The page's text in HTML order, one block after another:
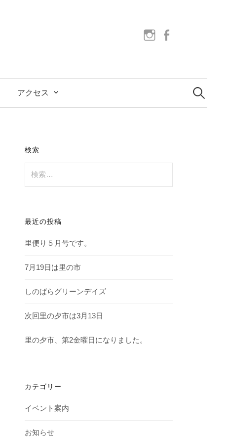
instagram
アクセス
索:
検索
索:
最近の投稿
里便り５月号です。
7月19日は里の市
しのばらグリーンデイズ
次回里の夕市は3月13日
里の夕市、第2金曜日になりました。
カテゴリー
イベント案内
お知らせ